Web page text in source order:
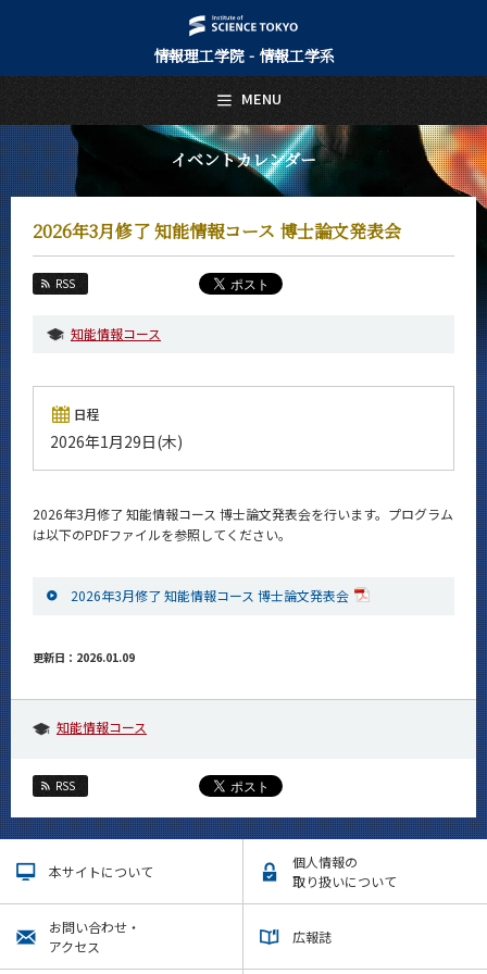
情報理工学院 - 情報工学系
イベントカレンダー
2026年3月修了 知能情報コース 博士論文発表会
RSS
知能情報コース
日程
2026年1月29日(木)
2026年3月修了 知能情報コース 博士論文発表会を行います。プログラム
は以下のPDFファイルを参照してください。
2026年3月修了 知能情報コース 博士論文発表会
更新日：2026.01.09
知能情報コース
RSS
本サイトについて
個人情報の
取り扱いについて
お問い合わせ・
アクセス
広報誌
MENU
日本語 English
トップページ
Top Page
情報工学系について
About Us
Education
入学案内
Admissions
イベントカレンダー
今後のイベント
サイト構成
学内向け情報
CLOSE